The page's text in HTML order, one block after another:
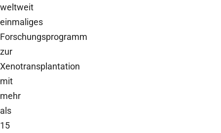
weltweit
einmaliges
Forschungsprogramm
zur
Xenotransplantation
mit
mehr
als
15